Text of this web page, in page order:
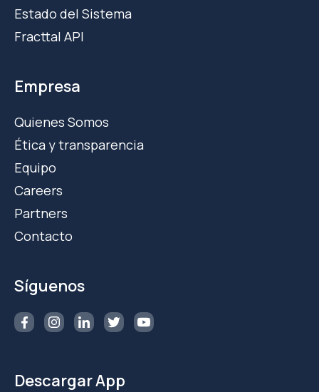
Estado del Sistema
Fracttal API
Empresa
Quienes Somos
Ética y transparencia
Equipo
Careers
Partners
Contacto
Síguenos
Descargar App